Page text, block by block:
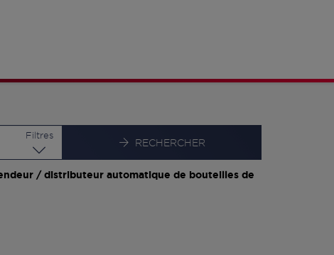
Filtres
RECHERCHER
/ distributeur automatique de bouteilles de